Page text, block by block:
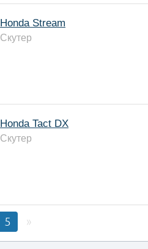
Honda Stream
Скутер
Honda Tact DX
Скутер
5